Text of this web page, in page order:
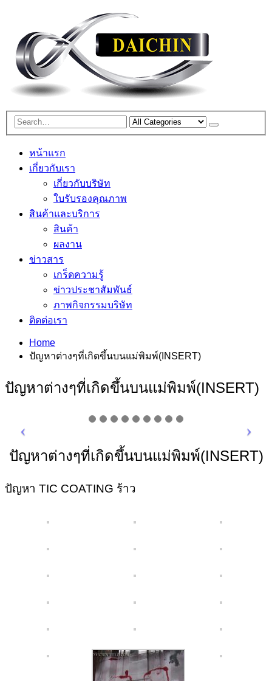
หน้าแรก
เกี่ยวกับเรา
เกี่ยวกับบริษัท
ใบรับรองคุณภาพ
สินค้าและบริการ
สินค้า
ผลงาน
ข่าวสาร
เกร็ดความรู้
ข่าวประชาสัมพันธ์
ภาพกิจกรรมบริษัท
ติดต่อเรา
Home
ปัญหาต่างๆที่เกิดขึ้นบนแม่พิมพ์(INSERT)
ปัญหาต่างๆที่เกิดขึ้นบนแม่พิมพ์(INSERT)
ปัญหาต่างๆที่เกิดขึ้นบนแม่พิมพ์(INSERT)
ปัญหา TIC COATING ร้าว